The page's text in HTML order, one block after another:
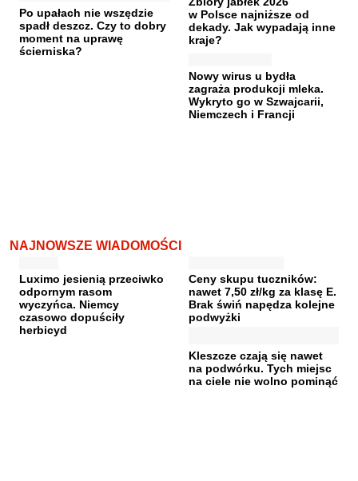
Po upałach nie wszędzie
spadł deszcz. Czy to dobry
moment na uprawę
ścierniska?
w Polsce najniższe od
dekady. Jak wypadają inne
kraje?
Nowy wirus u bydła
zagraża produkcji mleka.
Wykryto go w Szwajcarii,
Niemczech i Francji
NAJNOWSZE WIADOMOŚCI
Luximo jesienią przeciwko
odpornym rasom
wyczyńca. Niemcy
czasowo dopuściły
herbicyd
Ceny skupu tuczników:
nawet 7,50 zł/kg za klasę E.
Brak świń napędza kolejne
podwyżki
Kleszcze czają się nawet
na podwórku. Tych miejsc
na ciele nie wolno pominąć